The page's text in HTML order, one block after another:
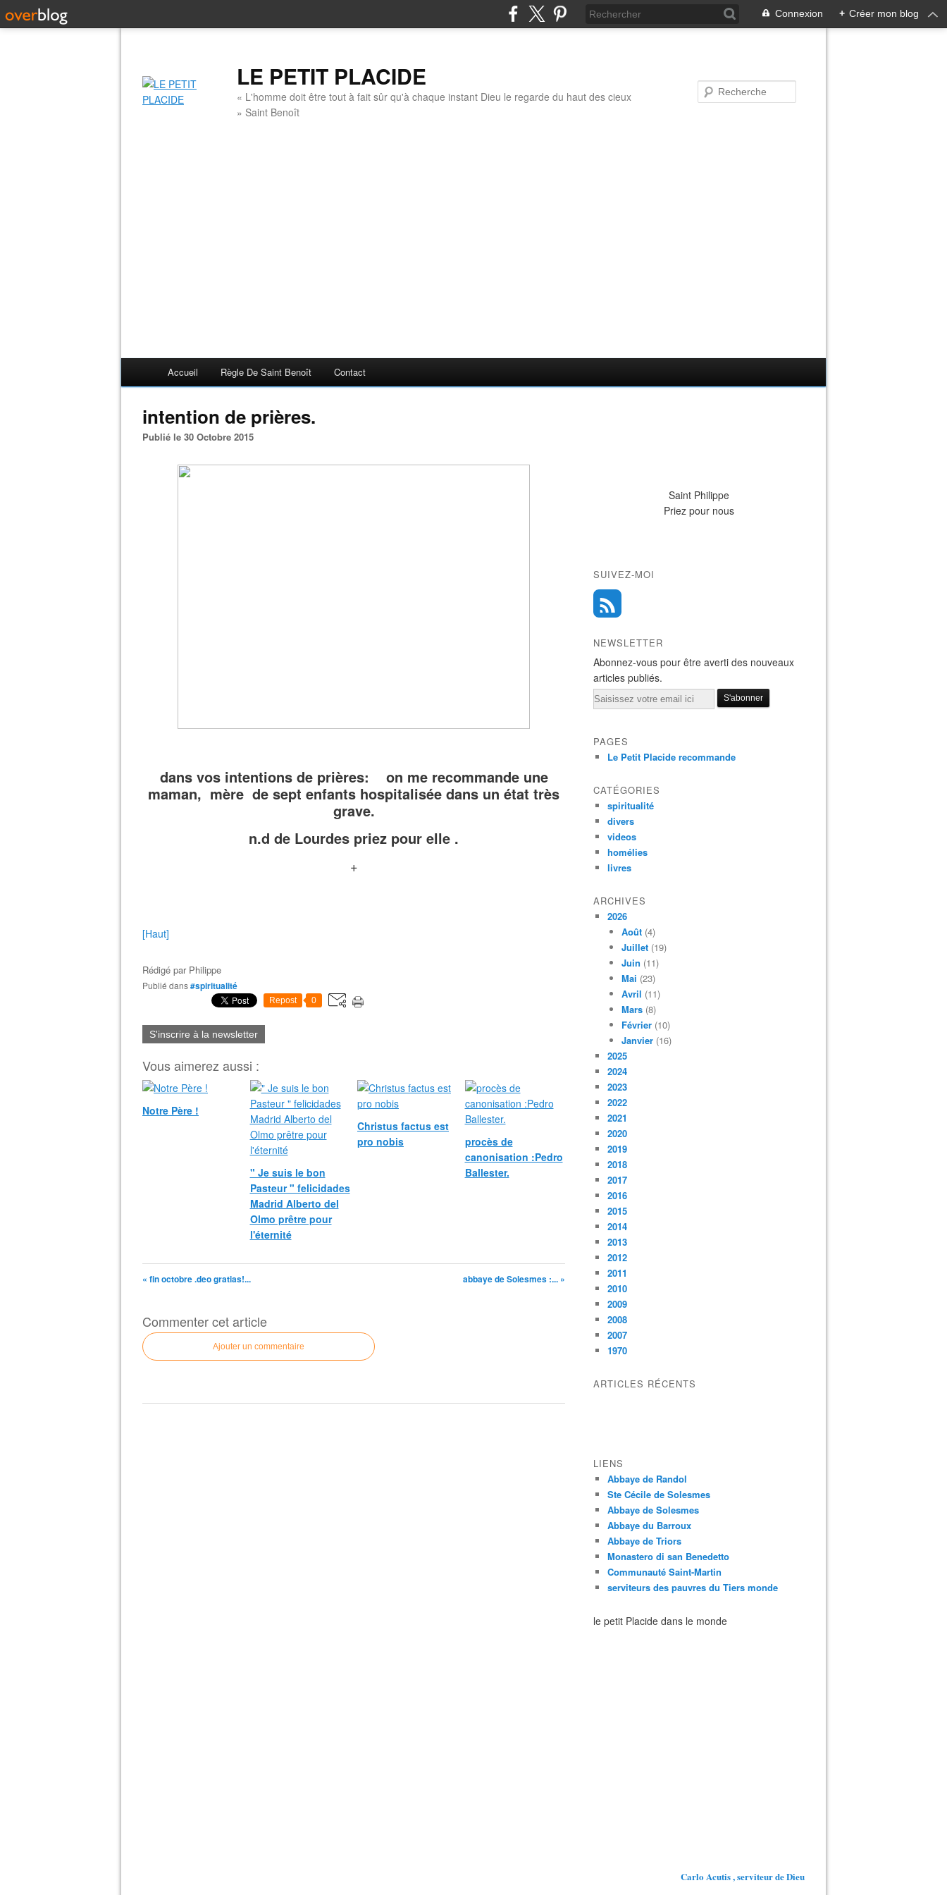
Connexion + Créer mon blog
LE PETIT PLACIDE
« L'homme doit être tout à fait sûr qu'à chaque instant Dieu le regarde du haut des cieux
» Saint Benoît
Accueil Règle De Saint Benoît Contact
intention de prières.
Publié le 30 Octobre 2015
dans vos intentions de prières: on me recommande une
maman, mère de sept enfants hospitalisée dans un état très
grave.
n.d de Lourdes priez pour elle .
+
[Haut]
Rédigé par Philippe
Publié dans#spiritualité
Repost 0
S'inscrire à la newsletter
Vous aimerez aussi :
Notre Père !
" Je suis le bon
Pasteur " felicidades
Madrid Alberto del
Olmo prêtre pour
l'éternité
Christus factus est
pro nobis
procès de
canonisation :Pedro
Ballester.
« fin octobre .deo gratias!... abbaye de Solesmes :... »
Commenter cet article
Ajouter un commentaire
Saint Philippe
Priez pour nous
SUIVEZ-MOI
NEWSLETTER
Abonnez-vous pour être averti des nouveaux
articles publiés.
Email
PAGES
Le Petit Placide recommande
CATÉGORIES
spiritualité
divers
videos
homélies
livres
ARCHIVES
2026
Août (4)
Juillet (19)
Juin (11)
Mai (23)
Avril (11)
Mars (8)
Février (10)
Janvier (16)
2025
2024
2023
2022
2021
2020
2019
2018
2017
2016
2015
2014
2013
2012
2011
2010
2009
2008
2007
1970
ARTICLES RÉCENTS
LIENS
Abbaye de Randol
Ste Cécile de Solesmes
Abbaye de Solesmes
Abbaye du Barroux
Abbaye de Triors
Monastero di san Benedetto
Communauté Saint-Martin
serviteurs des pauvres du Tiers monde
le petit Placide dans le monde
Carlo Acutis , serviteur de Dieu